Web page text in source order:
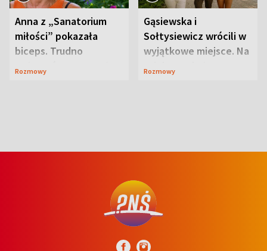
Anna z „Sanatorium
miłości” pokazała
biceps. Trudno
uwierzyć, co przeszła
Rozmowy
Gąsiewska i
Sołtysiewicz wrócili w
wyjątkowe miejsce. Na
szlaku czekał
Rozmowy